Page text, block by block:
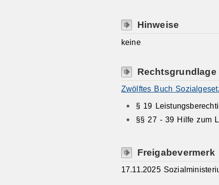
Hinweise
keine
Rechtsgrundlage
Zwölftes Buch
§ 19
§§ 27 - 39 Hilfe zum
Freigabevermerk
17.11.2025